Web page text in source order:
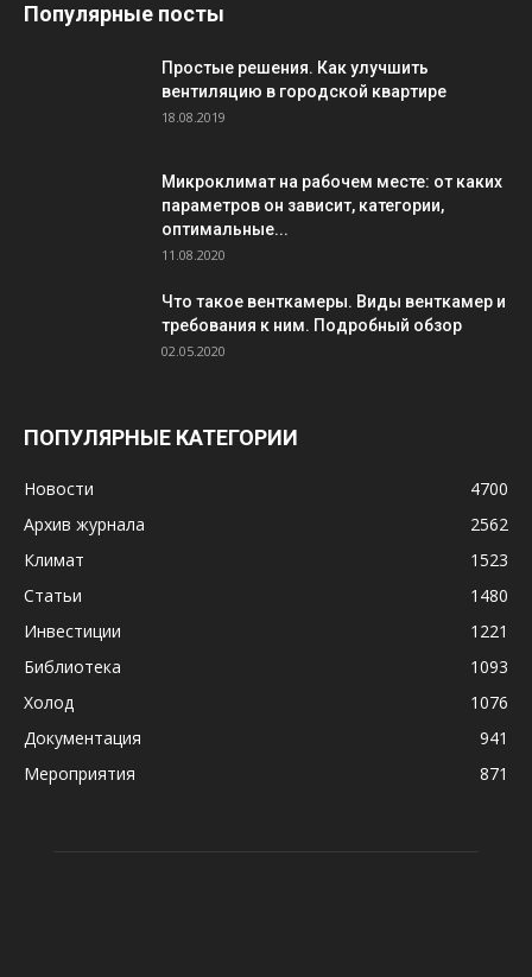
Популярные посты
Простые решения. Как улучшить
вентиляцию в городской квартире
18.08.2019
Микроклимат на рабочем месте: от каких
параметров он зависит, категории,
оптимальные...
11.08.2020
Что такое венткамеры. Виды венткамер и
требования к ним. Подробный обзор
02.05.2020
ПОПУЛЯРНЫЕ КАТЕГОРИИ
Новости
4700
Архив журнала
2562
Климат
1523
Статьи
1480
Инвестиции
1221
Библиотека
1093
Холод
1076
Документация
941
Мероприятия
871